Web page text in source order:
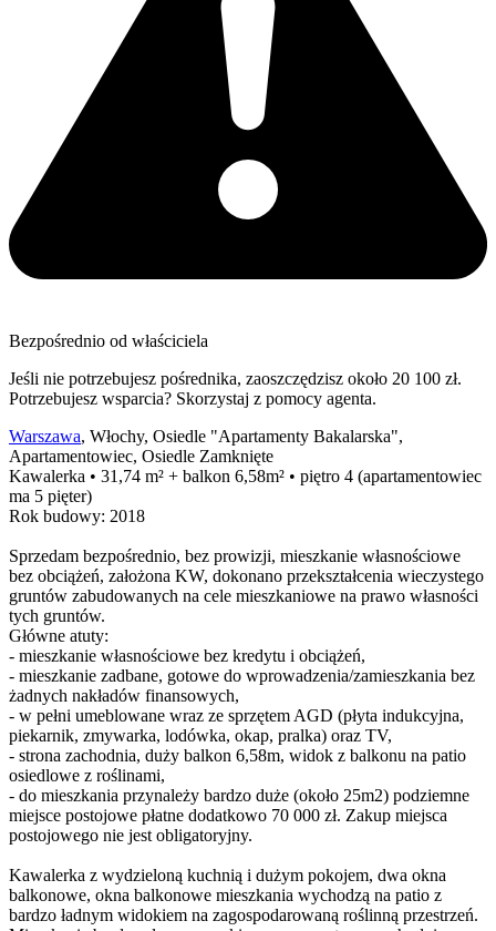
Bezpośrednio od właściciela
Jeśli nie potrzebujesz pośrednika, zaoszczędzisz około 20 100 zł.
Potrzebujesz wsparcia? Skorzystaj z pomocy agenta.
Warszawa, Włochy, Osiedle "Apartamenty Bakalarska",
Apartamentowiec, Osiedle Zamknięte
Kawalerka • 31,74 m² + balkon 6,58m² • piętro 4 (apartamentowiec
ma 5 pięter)
Rok budowy: 2018
Sprzedam bezpośrednio, bez prowizji, mieszkanie własnościowe
bez obciążeń, założona KW, dokonano przekształcenia wieczystego
gruntów zabudowanych na cele mieszkaniowe na prawo własności
tych gruntów.
Główne atuty:
- mieszkanie własnościowe bez kredytu i obciążeń,
- mieszkanie zadbane, gotowe do wprowadzenia/zamieszkania bez
żadnych nakładów finansowych,
- w pełni umeblowane wraz ze sprzętem AGD (płyta indukcyjna,
piekarnik, zmywarka, lodówka, okap, pralka) oraz TV,
- strona zachodnia, duży balkon 6,58m, widok z balkonu na patio
osiedlowe z roślinami,
- do mieszkania przynależy bardzo duże (około 25m2) podziemne
miejsce postojowe płatne dodatkowo 70 000 zł. Zakup miejsca
postojowego nie jest obligatoryjny.
Kawalerka z wydzieloną kuchnią i dużym pokojem, dwa okna
balkonowe, okna balkonowe mieszkania wychodzą na patio z
bardzo ładnym widokiem na zagospodarowaną roślinną przestrzeń.